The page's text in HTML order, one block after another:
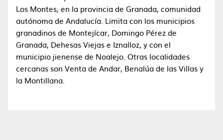
Los Montes, en la provincia de Granada, comunidad
autónoma de Andalucía. Limita con los municipios
granadinos de Montejícar, Domingo Pérez de
Granada, Dehesas Viejas e Iznalloz, y con el
municipio jienense de Noalejo. Otras localidades
cercanas son Venta de Andar, Benalúa de las Villas y
la Montillana.